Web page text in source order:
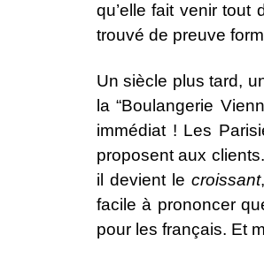
qu’elle fait venir tout
trouvé de preuve
Un siècle plus tard,
la “Boulangerie
immédiat ! Les
proposent aux
il devient lecroissant
facile à prononcer
pour les français. Et